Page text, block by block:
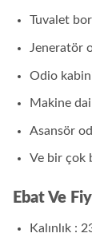
Tuvalet
Jeneratör
Odio kabini
Makine
Asansör
Ve bir çok
Ebat Ve
Kalınlık :